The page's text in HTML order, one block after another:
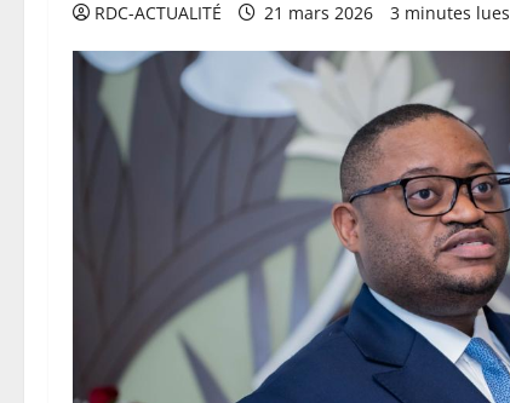
RDC-ACTUALITÉ 21 mars 2026 3 minutes lues